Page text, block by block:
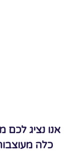
אנו נציג לכם
כלה